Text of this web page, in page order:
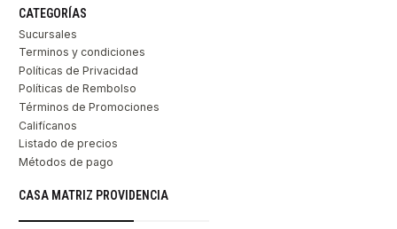
CATEGORÍAS
Sucursales
Terminos y condiciones
Políticas de Privacidad
Políticas de Rembolso
Términos de Promociones
Califícanos
Listado de precios
Métodos de pago
CASA MATRIZ PROVIDENCIA